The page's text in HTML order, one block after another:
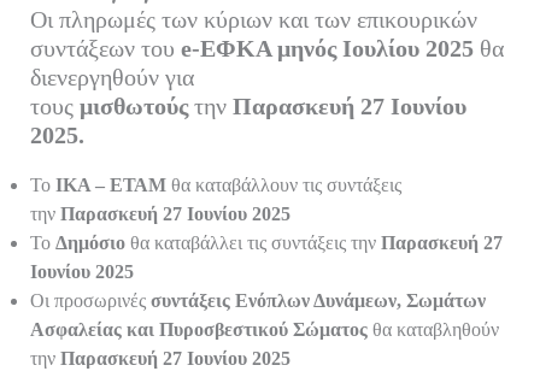
Οι πληρωμές των κύριων και των επικουρικών
συντάξεων του e-ΕΦΚΑ μηνός Ιουλίου 2025θα
διενεργηθούν για
τους μισθωτούςτην Παρασκευή 27 Ιουνίου
2025.
ΤοΙΚΑ – ΕΤΑΜθα καταβάλλουν τις συντάξεις
την Παρασκευή 27 Ιουνίου 2025
Το Δημόσιοθα καταβάλλει τις συντάξεις την Παρασκευή 27
Ιουνίου 2025
Οι προσωρινές συντάξεις Ενόπλων Δυνάμεων, Σωμάτων
Ασφαλείας και Πυροσβεστικού Σώματοςθα καταβληθούν
την Παρασκευή 27 Ιουνίου 2025